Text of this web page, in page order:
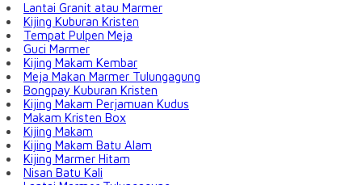
Lantai Granit atau Marmer
Kijing Kuburan Kristen
Tempat Pulpen Meja
Guci Marmer
Kijing Makam Kembar
Meja Makan Marmer Tulungagung
Bongpay Kuburan Kristen
Kijing Makam Perjamuan Kudus
Makam Kristen Box
Kijing Makam
Kijing Makam Batu Alam
Kijing Marmer Hitam
Nisan Batu Kali